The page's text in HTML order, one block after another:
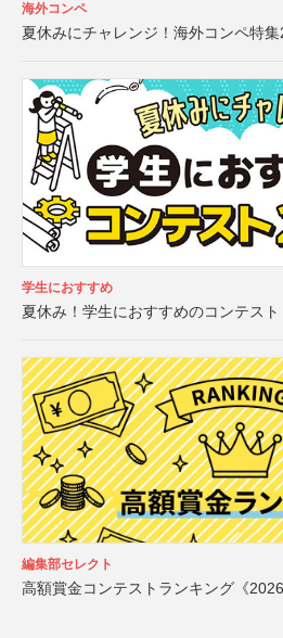
海外コンペ
夏休みにチャレンジ！海外コンペ特集
学生におすすめ
夏休み！学生におすすめのコンテスト
編集部セレクト
高額賞金コンテストランキング《2026